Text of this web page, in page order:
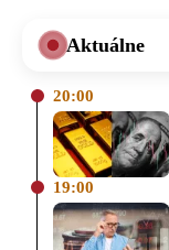
Aktuálne
20:00
19:00